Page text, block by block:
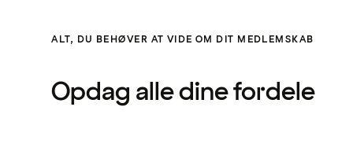
ALT, DU BEHØVER AT VIDE OM DIT MEDLEMSKAB
Opdag alle dine fordele